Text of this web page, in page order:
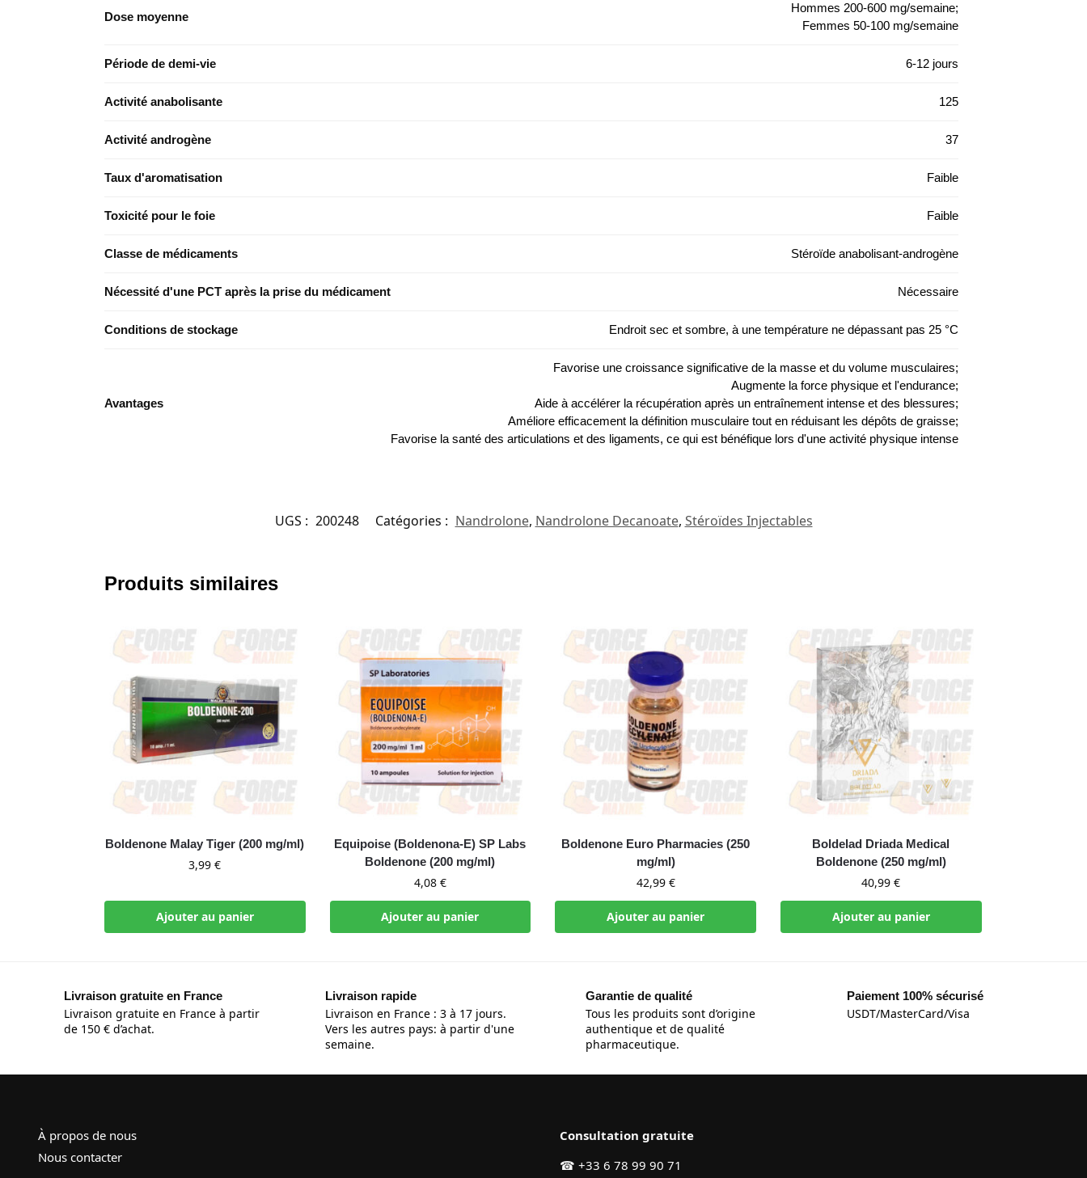
Dose moyenne
Hommes 200-600 mg/semaine;
Femmes 50-100 mg/semaine
Période de demi-vie 6-12 jours
Activité anabolisante 125
Activité androgène 37
Taux d'aromatisation Faible
Toxicité pour le foie Faible
Classe de médicaments Stéroïde anabolisant-androgène
Nécessité d'une PCT après la prise du médicament Nécessaire
Conditions de stockage Endroit sec et sombre, à une température ne dépassant pas 25 °C
Avantages
Favorise une croissance significative de la masse et du volume musculaires;
Augmente la force physique et l'endurance;
Aide à accélérer la récupération après un entraînement intense et des blessures;
Améliore efficacement la définition musculaire tout en réduisant les dépôts de graisse;
Favorise la santé des articulations et des ligaments, ce qui est bénéfique lors d'une activité physique intense
UGS : 200248 Catégories : Nandrolone, Nandrolone Decanoate, Stéroïdes Injectables
Produits similaires
Boldenone Malay Tiger (200 mg/ml)
3,99€
Ajouter au panier
Equipoise (Boldenona-E) SP Labs
Boldenone (200 mg/ml)
4,08 €
Ajouter au panier
Boldenone Euro Pharmacies (250
mg/ml)
42,99 €
Ajouter au panier
Boldelad Driada Medical
Boldenone (250 mg/ml)
40,99€
Ajouter au panier
Livraison gratuite en France
Livraison gratuite en France à partir
de 150 € d’achat.
Livraison rapide
Livraison en France : 3 à 17 jours.
Vers les autres pays: à partir d'une
semaine.
Garantie de qualité
Tous les produits sont d’origine
authentique et de qualité
pharmaceutique.
Paiement 100% sécurisé
USDT/MasterCard/Visa
À propos de nous
Nous contacter
Consultation gratuite
☎ +33 6 78 99 90 71